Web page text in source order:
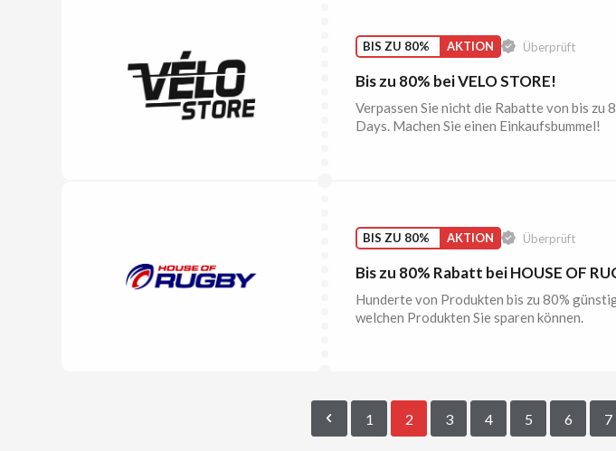
BIS ZU 80% AKTION Überprüft
Bis zu 80% bei VELO STORE!
Verpassen Sie nicht die Rabatte von bis zu
Days. Machen Sie einen Einkaufsbummel!
BIS ZU 80% AKTION Überprüft
Bis zu 80% Rabatt bei HOUSE OF
Hunderte von Produkten bis zu 80%
welchen Produkten Sie sparen können.
1 2 3 4 5 6 7